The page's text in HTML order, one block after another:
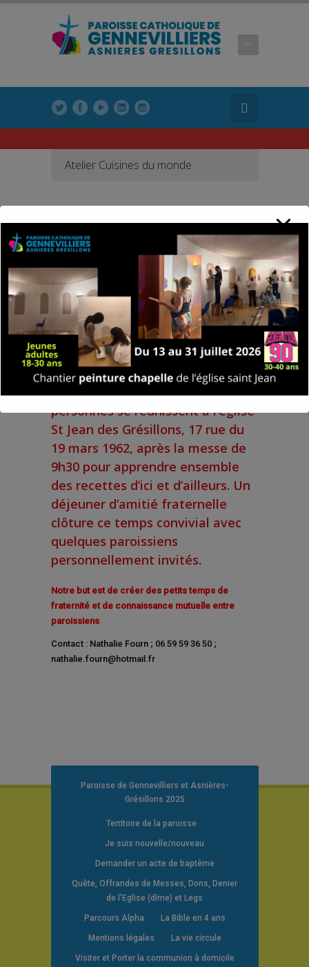
Atelier Cuisines du monde
Atelier Cuisines du monde
Objectif :Une douzaine de
personnes se réunissent à l’église
St Jean des Grésillons, 17 rue du
19 mars 1962, après la messe de
9h30 pour apprendre ensemble
des recettes d’ici et d’ailleurs. Un
déjeuner d’amitié fraternelle
clôture ce temps convivial avec
quelques paroissiens
personnellement invités.
Notre but est de créer des petits temps de
fraternité et de connaissance mutuelle entre
paroissiens
Contact : Nathalie Fourn ; 06 59 59 36 50 ;
nathalie.fourn@hotmail.fr
Paroisse de Gennevilliers et Asnières-
Grésillons 2025
Territoire de la paroisse
Je suis nouvelle/nouveau
Demander un acte de baptême
Quête, Offrandes de Messes, Dons, Denier
de l’Eglise (dîme) et Legs
Parcours Alpha La Bible en 4 ans
Mentions légales La vie circule
Visiter et Porter la communion à domicile